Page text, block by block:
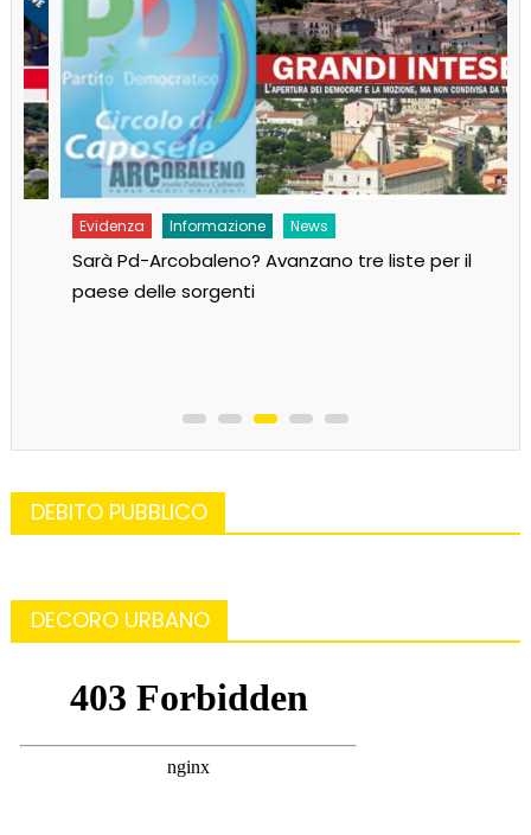
Evidenza Informazione News
Sarà Pd-Arcobaleno? Avanzano tre liste per il
paese delle sorgenti
DEBITO PUBBLICO
DECORO URBANO